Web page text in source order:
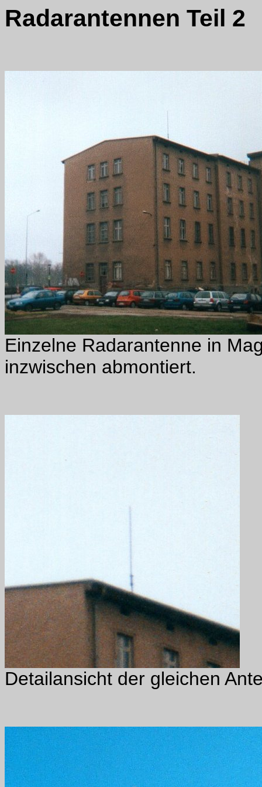
Radarantennen Teil 2
Einzelne Radarantenne in
inzwischen abmontiert.
Detailansicht der gleichen